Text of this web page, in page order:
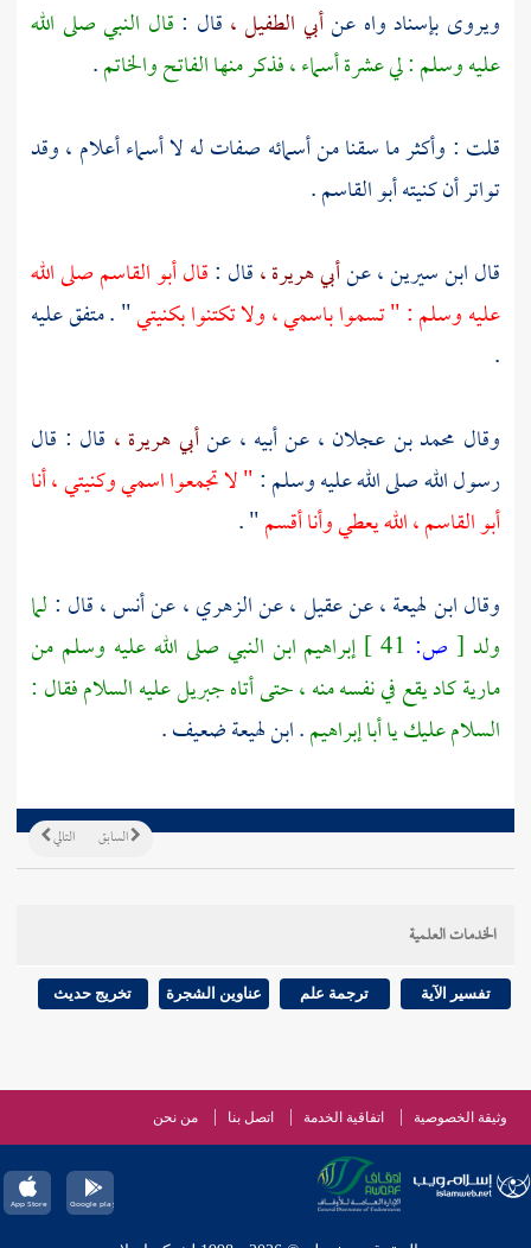
ويروى بإسناد واه عنأبي الطفيل ، قال : قال النبي صلى الله
عليه وسلم : لي عشرة أسماء ، فذكر منها الفاتح والخاتم.
قلت : وأكثر ما سقنا من أسمائه صفات له لا أسماء أعلام ، وقد
تواتر أن كنيته أبو القاسم .
قالابن سيرين ،عنأبي هريرة ،قال :قال أبو القاسم صلى الله
عليه وسلم : " تسموا باسمي ، ولا تكتنوا بكنيتي" . متفق عليه
.
وقال محمد بن عجلان ، عن أبيه ، عنأبي هريرة ، قال : قال
رسول الله صلى الله عليه وسلم :" لا تجمعوا اسمي وكنيتي ، أنا
أبو القاسم ، الله يعطي وأنا أقسم" .
وقالابن لهيعة ،عنعقيل ،عنالزهري ،عنأنس ،قال : لما
ولد [ ص: إبراهيم ابن النبي صلى الله عليه وسلم من
ماريةكاد يقع في نفسه منه ، حتى أتاهجبريلعليه السلام فقال :
السلام عليك يا أبا إبراهيم.ابن لهيعةضعيف .
التالي السابق
الخدمات العلمية
تفسير الآية ترجمة علم عناوين الشجرة تخريج حديث
وثيقة الخصوصية اتفاقية الخدمة اتصل بنا من نحن